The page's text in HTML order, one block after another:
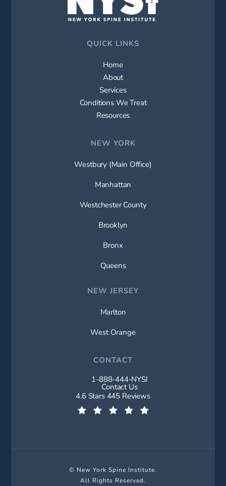
QUICK LINKS
Home
About
Services
Conditions We Treat
Resources
NEW YORK
Westbury (Main Office)
Manhattan
Westchester County
Brooklyn
Bronx
Queens
NEW JERSEY
Marlton
West Orange
CONTACT
Call New York Spine Institute on
1-888-444-NYSI
Contact Us
New York Spine Institute reviews:
4.6 Stars 445 Reviews
© New York Spine Institute.
All Rights Reserved.